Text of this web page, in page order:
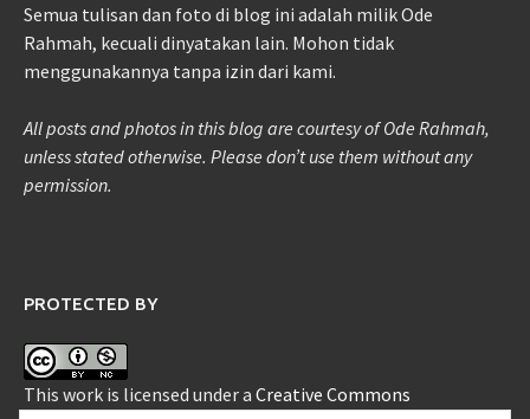
Semua tulisan dan foto di blog ini adalah milik Ode
Rahmah, kecuali dinyatakan lain. Mohon tidak
menggunakannya tanpa izin dari kami.
All posts and photos in this blog are courtesy of Ode Rahmah,
unless stated otherwise. Please don’t use them without any
permission.
PROTECTED BY
This work is licensed under a Creative Commons